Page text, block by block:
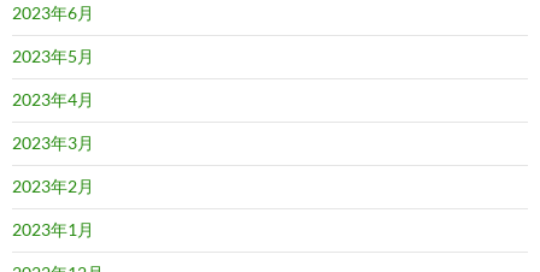
2023年6月
2023年5月
2023年4月
2023年3月
2023年2月
2023年1月